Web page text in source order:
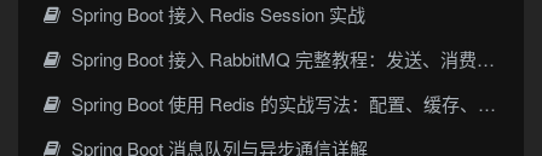
Spring Boot 接入 Redis Session 实战
Spring Boot 接入 RabbitMQ 完整教程：发送、消费、确认与死信队列
Spring Boot 使用 Redis 的实战写法：配置、缓存、序列化与常见坑
Spring Boot 消息队列与异步通信详解